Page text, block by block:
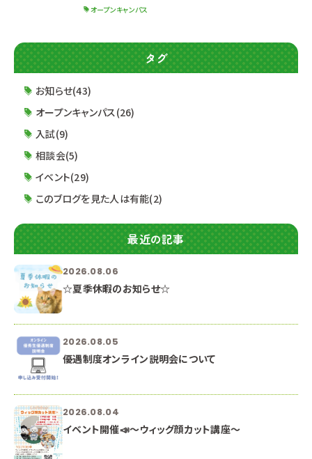
ント☆ ☑最新パンフレット先行配布！！ ☑就職実績
最新情報＆2024年度入試制度公開！！ ☑初めて
オープンキャンパスに参加する方も安心♪ 体験授
業
オープンキャンパス
タグ
お知らせ(43)
オープンキャンパス(26)
入試(9)
相談会(5)
イベント(29)
このブログを見た人は有能(2)
最近の記事
2026.08.06
☆夏季休暇のお知らせ☆
2026.08.05
優遇制度オンライン説明会について
2026.08.04
イベント開催📣～ウィッグ顔カット講座～